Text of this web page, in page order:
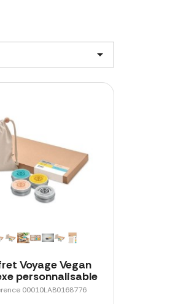

Voyage Vegan
personnalisable
00010LAB0168776